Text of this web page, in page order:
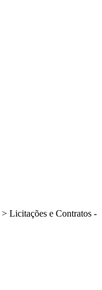
> Licitações e Contratos -